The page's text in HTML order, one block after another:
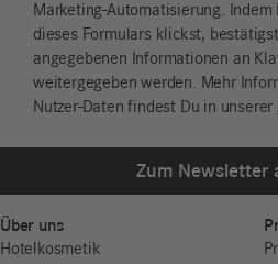
Marketing-Automatisierung. Indem
dieses Formulars klickst,
angegebenen Informationen an
weitergegeben werden. Mehr
Nutzer-Daten findest Du in unserer
Zum Newsletter
Über uns
Hotelkosmetik